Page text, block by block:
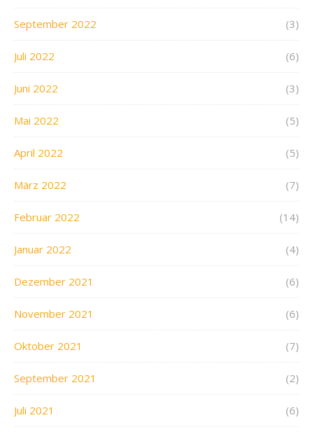
September 2022 (3)
Juli 2022 (6)
Juni 2022 (3)
Mai 2022 (5)
April 2022 (5)
März 2022 (7)
Februar 2022 (14)
Januar 2022 (4)
Dezember 2021 (6)
November 2021 (6)
Oktober 2021 (7)
September 2021 (2)
Juli 2021 (6)